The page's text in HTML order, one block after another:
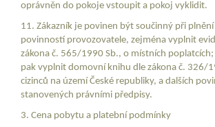
oprávněn do pokoje vstoupit a pokoj vyklidit.
11. Zákazník je povinen být součinný při plnění
povinností provozovatele, zejména vyplnit
zákona č. 565/1990 Sb., o místních poplatcích;
pak vyplnit domovní knihu dle zákona č. 326/
cizinců na území České republiky, a dalších
stanovených právními předpisy.
3. Cena pobytu a platební podmínky